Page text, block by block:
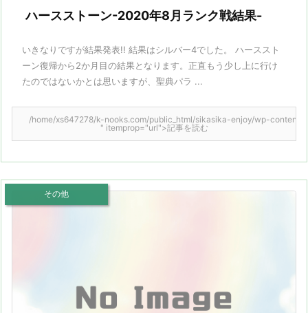
ハースストーン-2020年8月ランク戦結果-
いきなりですが結果発表!! 結果はシルバー4でした。 ハーススト
ーン復帰から2か月目の結果となります。正直もう少し上に行け
たのではないかとは思いますが、聖典パラ ...
/home/xs647278/k-nooks.com/public_html/sikasika-enjoy/wp-
" itemprop="url">記事を読む
その他